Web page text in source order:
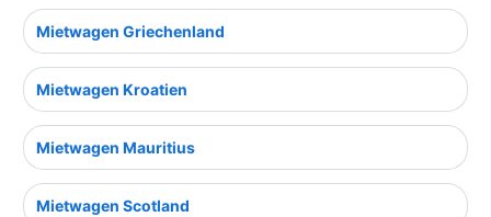
Mietwagen Griechenland
Mietwagen Kroatien
Mietwagen Mauritius
Mietwagen Scotland